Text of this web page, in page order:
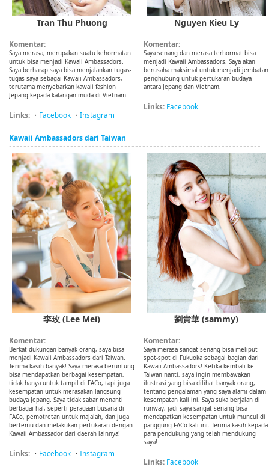
Tran Thu Phuong
Komentar:
Saya merasa, merupakan suatu kehormatan
untuk bisa menjadi Kawaii Ambassadors.
Saya berharap saya bisa menjalankan tugas-
tugas saya sebagai Kawaii Ambassadors,
terutama menyebarkan kawaii fashion
Jepang kepada kalangan muda di Vietnam.
Links: ・ Facebook ・ Instagram
Nguyen Kieu Ly
Komentar:
Saya senang dan merasa terhormat bisa
menjadi Kawaii Ambassadors. Saya akan
berusaha maksimal untuk menjadi jembatan
penghubung untuk pertukaran budaya
antara Jepang dan Vietnam.
Links: Facebook
Kawaii Ambassadors dari Taiwan
李玫 (Lee Mei)
Komentar:
Berkat dukungan banyak orang, saya bisa
menjadi Kawaii Ambassadors dari Taiwan.
Terima kasih banyak! Saya merasa beruntung
bisa mendapatkan berbagai kesempatan,
tidak hanya untuk tampil di FACo, tapi juga
kesempatan untuk merasakan langsung
budaya Jepang. Saya tidak sabar menanti
berbagai hal, seperti peragaan busana di
FACo, pemotretan untuk majalah, dan juga
bertemu dan melakukan pertukaran dengan
Kawaii Ambassador dari daerah lainnya!
Links: ・ Facebook ・ Instagram
劉貴華 (sammy)
Komentar:
Saya merasa sangat senang bisa meliput
spot-spot di Fukuoka sebagai bagian dari
Kawaii Ambassadors! Ketika kembali ke
Taiwan nanti, saya ingin membawakan
ilustrasi yang bisa dilihat banyak orang,
tentang pengalaman yang saya alami dalam
kesempatan kali ini. Saya suka berjalan di
runway, jadi saya sangat senang bisa
mendapatkan kesempatan untuk muncul di
panggung FACo kali ini. Terima kasih kepada
para pendukung yang telah mendukung
saya!
Links: Facebook